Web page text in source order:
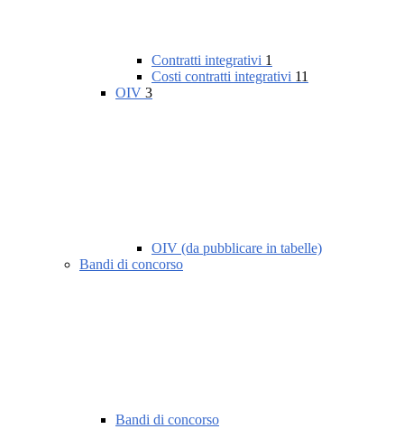
Contratti integrativi 1
Costi contratti integrativi 11
OIV 3
OIV (da pubblicare in tabelle)
Bandi di concorso
Bandi di concorso